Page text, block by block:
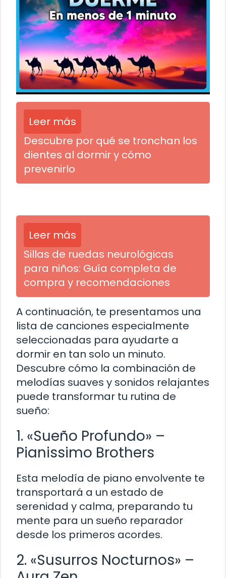
Leer más
Descubre por qué se tronchan los
dientes al dormir y cómo
prevenirlo
Leer más
Sillas de ruedas neurológicas
para niños: Guía completa de
compra y recomendaciones
A continuación, te presentamos una
lista de canciones especialmente
seleccionadas para ayudarte a
dormir en tan solo un minuto.
Descubre cómo la combinación de
melodías suaves y sonidos relajantes
puede transformar tu rutina de
sueño:
1. «Sueño Profundo» –
Pianissimo Brothers
Esta melodía de piano envolvente te
transportará a un estado de
serenidad y calma, preparando tu
mente para un sueño reparador
desde los primeros acordes.
2. «Susurros Nocturnos» –